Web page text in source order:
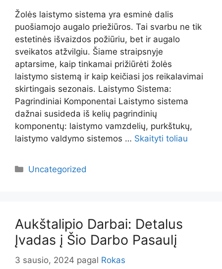
Žolės laistymo sistema yra esminė dalis
puošiamojo augalo priežiūros. Tai svarbu ne tik
estetinės išvaizdos požiūriu, bet ir augalo
sveikatos atžvilgiu. Šiame straipsnyje
aptarsime, kaip tinkamai prižiūrėti žolės
laistymo sistemą ir kaip keičiasi jos reikalavimai
skirtingais sezonais. Laistymo Sistema:
Pagrindiniai Komponentai Laistymo sistema
dažnai susideda iš kelių pagrindinių
komponentų: laistymo vamzdelių, purkštukų,
laistymo valdymo sistemos … Skaityti toliau
Kategorijos
Uncategorized
Aukštalipio Darbai: Detalus
Įvadas į Šio Darbo Pasaulį
3 sausio, 2024 pagal Rokas